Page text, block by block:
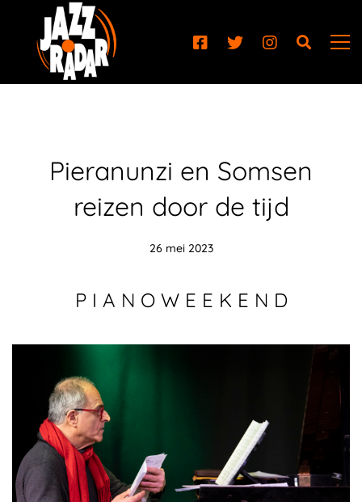
Pieranunzi en Somsen
reizen door de tijd
26 mei 2023
P I A N O W E E K E N D